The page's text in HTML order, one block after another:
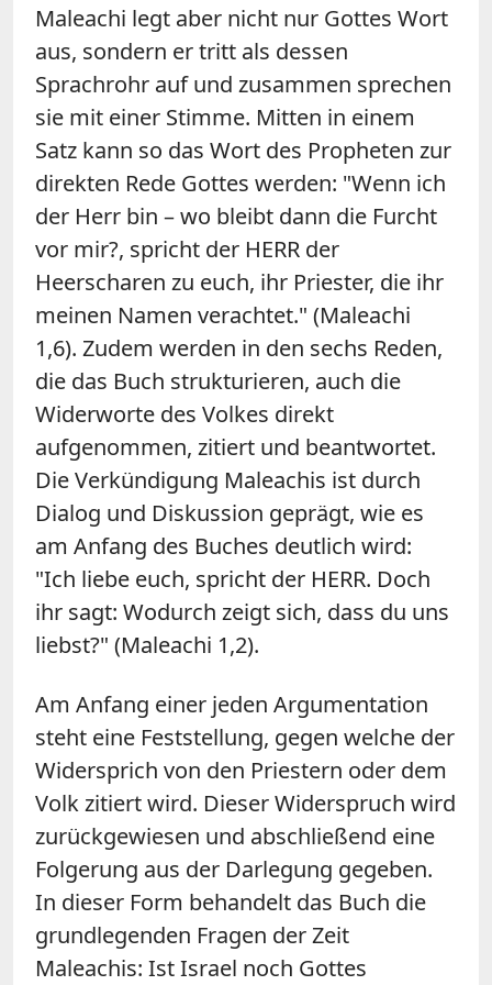
Maleachi legt aber nicht nur Gottes Wort
aus, sondern er tritt als dessen
Sprachrohr auf und zusammen sprechen
sie mit einer Stimme. Mitten in einem
Satz kann so das Wort des Propheten zur
direkten Rede Gottes werden: "Wenn ich
der Herr bin – wo bleibt dann die Furcht
vor mir?, spricht der HERR der
Heerscharen zu euch, ihr Priester, die ihr
meinen Namen verachtet." (Maleachi
1,6). Zudem werden in den sechs Reden,
die das Buch strukturieren, auch die
Widerworte des Volkes direkt
aufgenommen, zitiert und beantwortet.
Die Verkündigung Maleachis ist durch
Dialog und Diskussion geprägt, wie es
am Anfang des Buches deutlich wird:
"Ich liebe euch, spricht der HERR. Doch
ihr sagt: Wodurch zeigt sich, dass du uns
liebst?" (Maleachi 1,2).
Am Anfang einer jeden Argumentation
steht eine Feststellung, gegen welche der
Widersprich von den Priestern oder dem
Volk zitiert wird. Dieser Widerspruch wird
zurückgewiesen und abschließend eine
Folgerung aus der Darlegung gegeben.
In dieser Form behandelt das Buch die
grundlegenden Fragen der Zeit
Maleachis: Ist Israel noch Gottes